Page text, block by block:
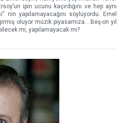
ipin ucunu kaçırdığını ve hep aynı
nin yapılamayacağını söylüyordu. Emel
oluyor müzik piyasamıza... Beş-on yıl
mi, yapılamayacak mı?